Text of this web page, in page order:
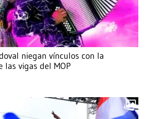
niegan vínculos con la
las vigas del MOP